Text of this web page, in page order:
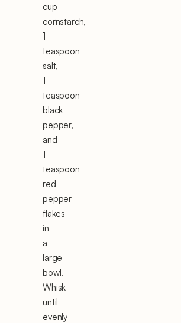
cup
cornstarch,
1
teaspoon
salt,
1
teaspoon
black
pepper,
and
1
teaspoon
red
pepper
flakes
in
a
large
bowl.
Whisk
until
evenly